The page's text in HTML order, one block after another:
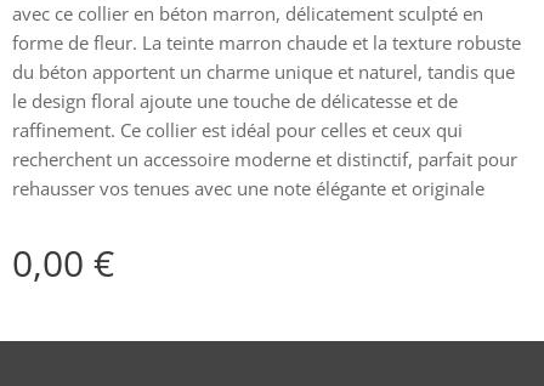
avec ce collier en béton marron, délicatement sculpté en
forme de fleur. La teinte marron chaude et la texture robuste
du béton apportent un charme unique et naturel, tandis que
le design floral ajoute une touche de délicatesse et de
raffinement. Ce collier est idéal pour celles et ceux qui
recherchent un accessoire moderne et distinctif, parfait pour
rehausser vos tenues avec une note élégante et originale
0,00 €